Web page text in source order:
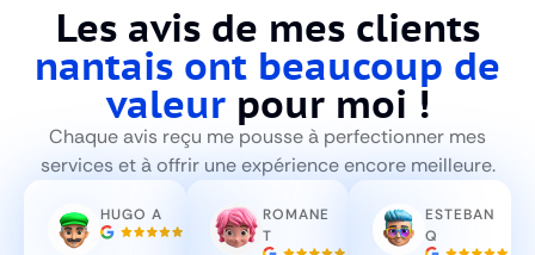
Les avis de mes clients
nantais ont beaucoup de
valeurpour moi !
Chaque avis reçu me pousse à perfectionner mes
services et à offrir une expérience encore meilleure.
HUGO A
ROMANE
T
ESTEBAN
Q